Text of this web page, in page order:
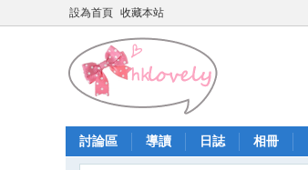
設為首頁 收藏本站
討論區 導讀 日誌 相冊